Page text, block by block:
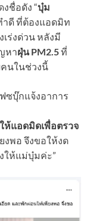
ชื่อดัง “บุ๋ม
ำดี ที่ต้องแอดมิท
ร่งด่วน หลังมี
หาฝุ่น PM2.5ที่
นในช่วงนี้
ซบุ๊กแจ้งอาการ
แอดมิดเพื่อตรวจ
งพอ จึงขอให้งด
ให้แม่บุ๋มค่ะ”